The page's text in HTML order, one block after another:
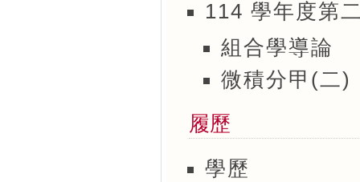
114 學年度第
組合學導論
微積分甲(二)
履歷
學歷